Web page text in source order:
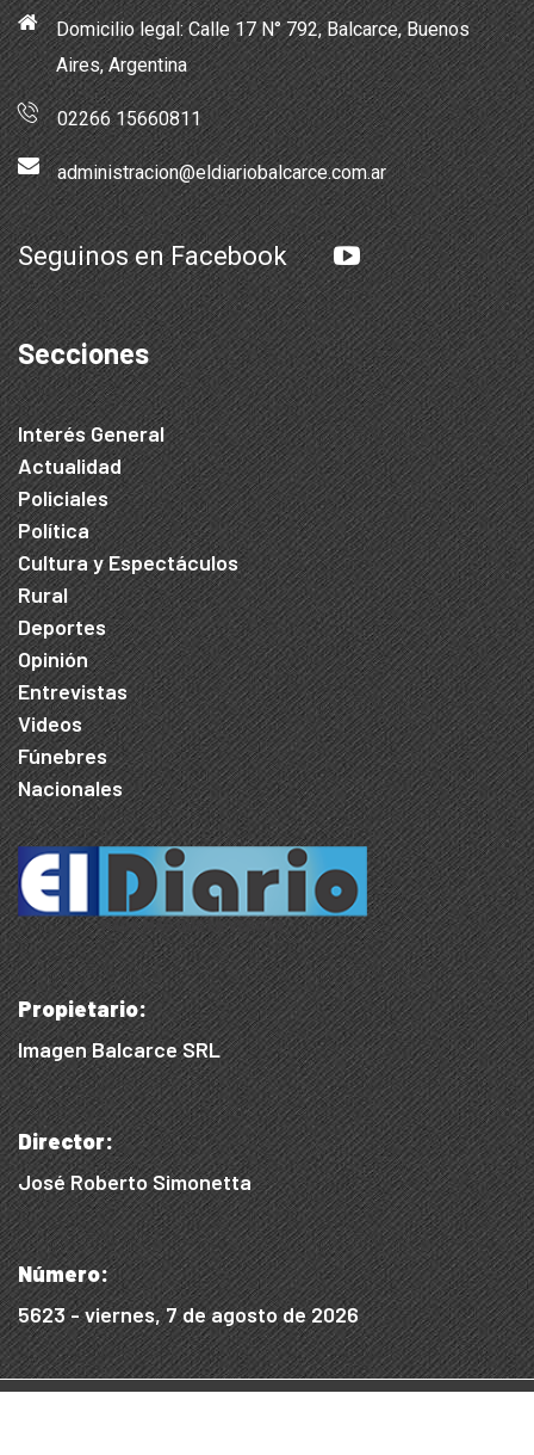
Domicilio legal: Calle 17 N° 792, Balcarce, Buenos
Aires, Argentina
02266 15660811
administracion@eldiariobalcarce.com.ar
Seguinos en Facebook
Secciones
Interés General
Actualidad
Policiales
Política
Cultura y Espectáculos
Rural
Deportes
Opinión
Entrevistas
Videos
Fúnebres
Nacionales
Propietario:
Imagen Balcarce SRL
Director:
José Roberto Simonetta
Número:
5623 - viernes, 7 de agosto de 2026